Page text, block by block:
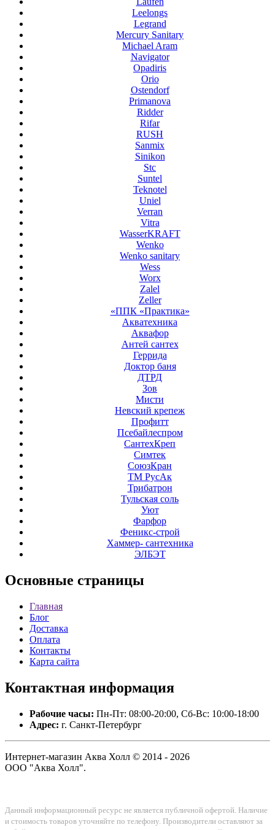
Leelongs
Legrand
Mercury Sanitary
Michael Aram
Navigator
Opadiris
Orio
Ostendorf
Primanova
Ridder
Rifar
RUSH
Sanmix
Sinikon
Stc
Suntel
Teknotel
Uniel
Verran
Vitra
WasserKRAFT
Wenko
Wenko sanitary
Wess
Worx
Zalel
Zeller
«ППК «Практика»
Акватехника
Аквафор
Антей сантех
Геррида
Доктор баня
ДТРД
Зов
Мисти
Невский крепеж
Профитт
Псебайлеспром
СантехКреп
Симтек
СоюзКран
ТМ РусАк
Трибатрон
Тульская соль
Уют
Фарфор
Феникс-строй
Хаммер- сантехника
ЭЛБЭТ
Основные страницы
Главная
Блог
Доставка
Оплата
Контакты
Карта сайта
Контактная информация
Рабочие часы: Пн-Пт: 08:00-20:00, Сб-Вс: 10:00-18:00
Адрес: г. Санкт-Петербург
Интернет-магазин Аква Холл © 2014 - 2026
ООО "Аква Холл".
Данный информационный ресурс не является публичной офертой. Наличие
и стоимость товаров уточняйте по телефону. Производители оставляют за